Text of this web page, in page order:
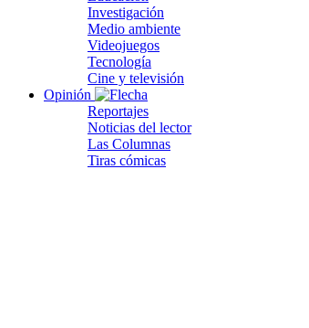
Investigación
Medio ambiente
Videojuegos
Tecnología
Cine y televisión
Opinión
Reportajes
Noticias del lector
Las Columnas
Tiras cómicas